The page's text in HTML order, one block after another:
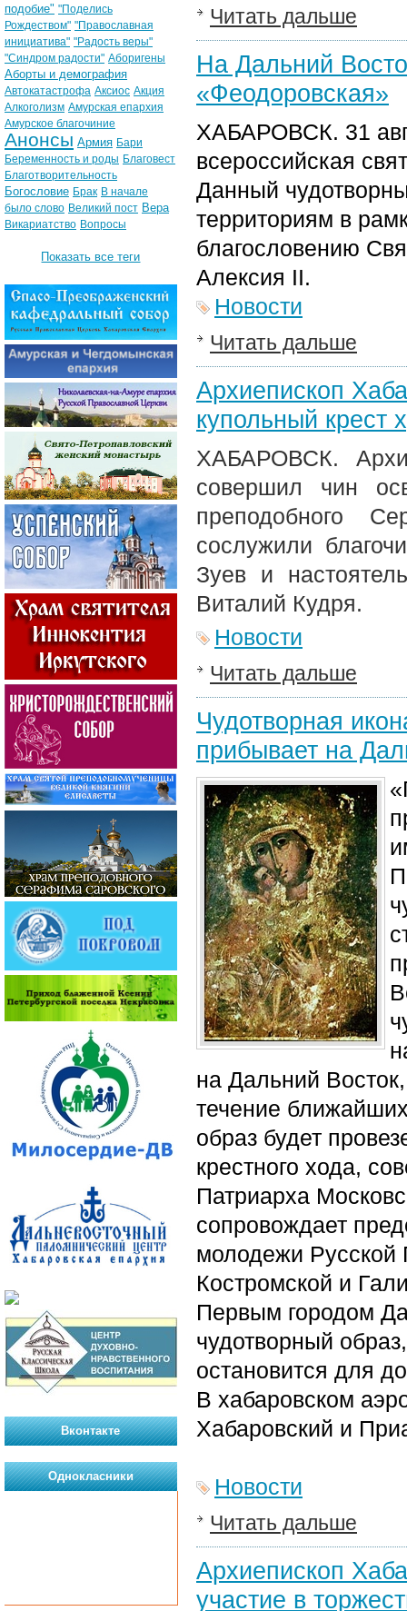
Читать дальше
На Дальний
«Феодоровская»
ХАБАРОВСК. 31
всероссийская
Данный
территориям в
благословению
Алексия II.
Новости
Читать дальше
Архиепископ
купольный крест
ХАБАРОВСК.
совершил чин
преподобного
сослужили
Зуев и
Виталий Кудря.
Новости
Читать дальше
Чудотворная
прибывает на
на Дальний
течение
образ будет
крестного хода,
Патриарха
сопровождает
молодежи Русской
Костромской и
Первым городом
чудотворный
остановится для
В хабаровском
Хабаровский и
Новости
Читать дальше
Архиепископ
участие в
подобие" "Поделись
Рождеством" "Православная
инициатива" "Радость веры"
"Синдром радости" Аборигены
Аборты и демография
Автокатастрофа Аксиос Акция
Алкоголизм Амурская епархия
Амурское благочиние
Анонсы Армия Бари
Беременность и роды Благовест
Благотворительность
Богословие Брак В начале
было слово Великий пост Вера
Викариатство Вопросы
Показать все теги
Вконтакте
Однокласники